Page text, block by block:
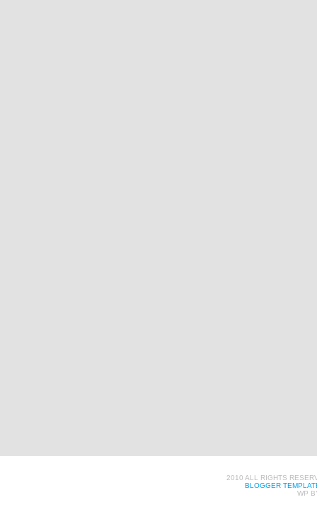
2010 ALL RIGHTS
BLOGGER
WP